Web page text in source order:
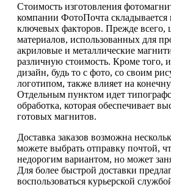
Стоимость изготовления
компании ФотоПочта складывается
ключевых факторов. Прежде всего,
материалов, использованных для
акриловые и металлические
различную стоимость. Кроме того,
дизайн, будь то с фото, со своим
логотипом, также влияет на
Отдельным пунктом идет
обработка, которая обеспечивает
готовых магнитов.
Доставка заказов возможна
можете выбрать отправку почтой,
недорогим вариантом, но может
Для более быстрой доставки
воспользоваться курьерской